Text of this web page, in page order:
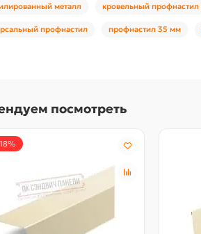
металл кровельный профнастил
профнастил профнастил 35 мм
посмотреть